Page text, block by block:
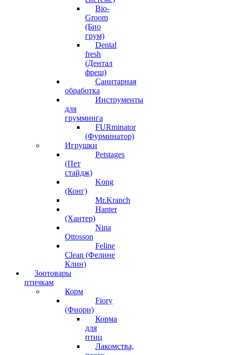
Bio-
Groom
(Био
грум)
Dental
fresh
(Дентал
фреш)
Санитарная
обработка
Инструменты
для
грумминга
FURminator
(Фурминатор)
Игрушки
Petstages
(Пет
стайдж)
Kong
(Конг)
Mr.Kranch
Hanter
(Хантер)
Nina
Ottosson
Feline
Clean (Фелине
Клин)
Зоотовары
птичкам
Корм
Fiory
(Фиори)
Корма
для
птиц
Лакомства,